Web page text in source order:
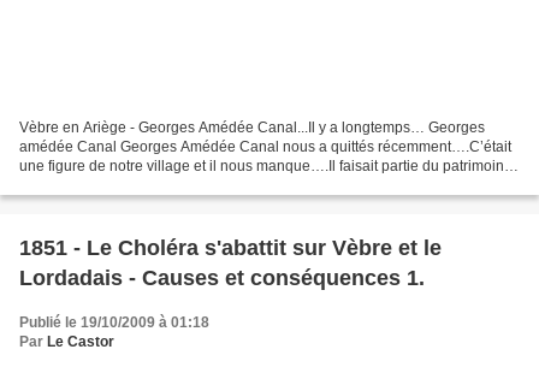
Vèbre en Ariège - Georges Amédée Canal...Il y a longtemps… Georges
amédée Canal Georges Amédée Canal nous a quittés récemment….C’était
une figure de notre village et il nous manque….Il faisait partie du patrimoine
1851 - Le Choléra s'abattit sur Vèbre et le
Lordadais - Causes et conséquences 1.
Publié le 19/10/2009 à 01:18
Par Le Castor